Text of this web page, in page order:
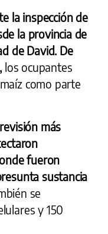
la inspección de
la provincia de
de David. De
los ocupantes
como parte
más
fueron
sustancia
se
y 150